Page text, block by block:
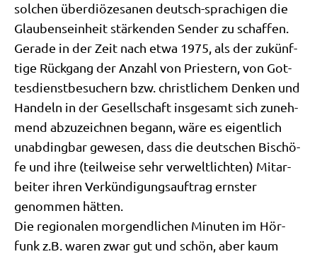
sol­chen über­diö­ze­sa­nen deutsch-spra­chi­gen die
Glau­bens­ein­heit stär­ken­den Sen­der zu schaffen.
Gera­de in der Zeit nach etwa 1975, als der zukünf­
ti­ge Rück­gang der Anzahl von Prie­stern, von Got­
tes­dienst­be­su­chern bzw. christ­li­chem Den­ken und
Han­deln in der Gesell­schaft ins­ge­samt sich zuneh­
mend abzu­zeich­nen begann, wäre es eigent­lich
unab­ding­bar gewe­sen, dass die deut­schen Bischö­
fe und ihre (teil­wei­se sehr ver­welt­lich­ten) Mit­ar­
bei­ter ihren Ver­kün­di­gungs­auf­trag ern­ster
genom­men hätten.
Die regio­na­len mor­gend­li­chen Minu­ten im Hör­
funk z.B. waren zwar gut und schön, aber kaum